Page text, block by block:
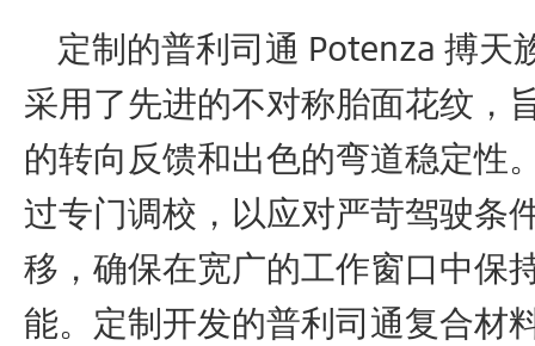
定制的普利司通 Potenza 搏天
采用了先进的不对称胎面花纹，
的转向反馈和出色的弯道稳定性
过专门调校，以应对严苛驾驶条
移，确保在宽广的工作窗口中保
能。定制开发的普利司通复合材